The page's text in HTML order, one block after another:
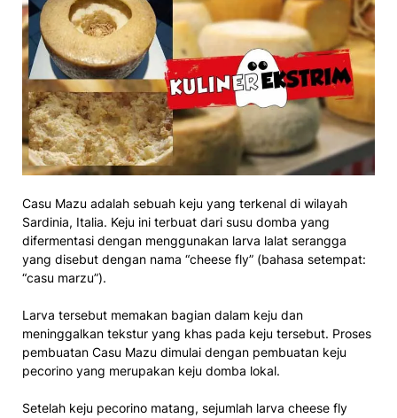
Casu Mazu adalah sebuah keju yang terkenal di wilayah
Sardinia, Italia. Keju ini terbuat dari susu domba yang
difermentasi dengan menggunakan larva lalat serangga
yang disebut dengan nama “cheese fly” (bahasa setempat:
“casu marzu”).
Larva tersebut memakan bagian dalam keju dan
meninggalkan tekstur yang khas pada keju tersebut. Proses
pembuatan Casu Mazu dimulai dengan pembuatan keju
pecorino yang merupakan keju domba lokal.
Setelah keju pecorino matang, sejumlah larva cheese fly